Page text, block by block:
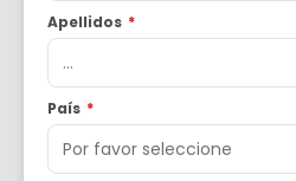
Apellidos *
País *